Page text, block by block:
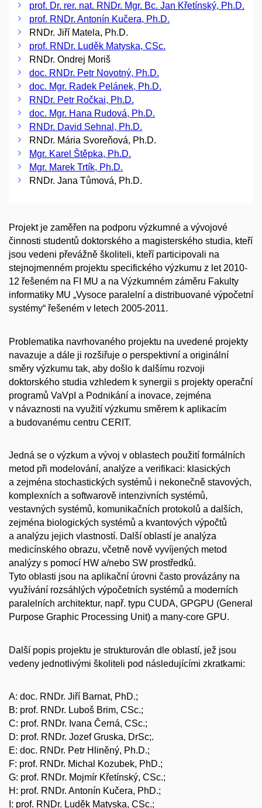
prof. Dr. rer. nat. RNDr. Mgr. Bc. Jan Křetínský, Ph.D.
prof. RNDr. Antonín Kučera, Ph.D.
RNDr. Jiří Matela, Ph.D.
prof. RNDr. Luděk Matyska, CSc.
RNDr. Ondrej Moriš
doc. RNDr. Petr Novotný, Ph.D.
doc. Mgr. Radek Pelánek, Ph.D.
RNDr. Petr Ročkai, Ph.D.
doc. Mgr. Hana Rudová, Ph.D.
RNDr. David Sehnal, Ph.D.
RNDr. Mária Svoreňová, Ph.D.
Mgr. Karel Štěpka, Ph.D.
Mgr. Marek Trtík, Ph.D.
RNDr. Jana Tůmová, Ph.D.
Projekt je zaměřen na podporu výzkumné a vývojové
činnosti studentů doktorského a magisterského studia, kteří
jsou vedeni převážně školiteli, kteří participovali na
stejnojmenném projektu specifického výzkumu z let 2010-
12 řešeném na FI MU a na Výzkumném záměru Fakulty
informatiky MU „Vysoce paralelní a distribuované výpočetní
systémy“ řešeném v letech 2005-2011.
Problematika navrhovaného projektu na uvedené projekty
navazuje a dále ji rozšiřuje o perspektivní a originální
směry výzkumu tak, aby došlo k dalšímu rozvoji
doktorského studia vzhledem k synergii s projekty operační
programů VaVpI a Podnikání a inovace, zejména
v návaznosti na využití výzkumu směrem k aplikacím
a budovanému centru CERIT.
Jedná se o výzkum a vývoj v oblastech použití formálních
metod při modelování, analýze a verifikaci: klasických
a zejména stochastických systémů i nekonečně stavových,
komplexních a softwarově intenzivních systémů,
vestavných systémů, komunikačních protokolů a dalších,
zejména biologických systémů a kvantových výpočtů
a analýzu jejich vlastností. Další oblastí je analýza
medicínského obrazu, včetně nově vyvíjených metod
analýzy s pomocí HW a/nebo SW prostředků.
Tyto oblasti jsou na aplikační úrovni často provázány na
využívání rozsáhlých výpočetních systémů a moderních
paralelních architektur, např. typu CUDA, GPGPU (General
Purpose Graphic Processing Unit) a many-core GPU.
Další popis projektu je strukturován dle oblastí, jež jsou
vedeny jednotlivými školiteli pod následujícími zkratkami:
A: doc. RNDr. Jiří Barnat, PhD.;
B: prof. RNDr. Luboš Brim, CSc.;
C: prof. RNDr. Ivana Černá, CSc.;
D: prof. RNDr. Jozef Gruska, DrSc;.
E: doc. RNDr. Petr Hliněný, Ph.D.;
F: prof. RNDr. Michal Kozubek, PhD.;
G: prof. RNDr. Mojmír Křetínský, CSc.;
H: prof. RNDr. Antonín Kučera, PhD.;
I: prof. RNDr. Luděk Matyska, CSc.;